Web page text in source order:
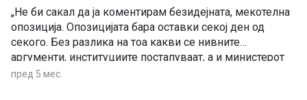
„Не би сакал да ја коментирам безидејната, мекотелна
опозиција. Опозицијата бара оставки секој ден од
секого. Без разлика на тоа какви се нивните
аргументи, институциите постапуваат, а и министерот
Тошковски на прес-конференција направи јасна
пред 5 мес.